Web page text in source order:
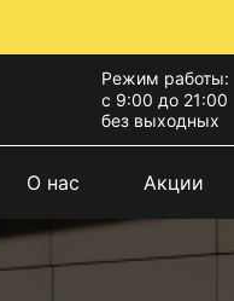
Режим работы:
с 9:00 до 21:00
без выходных
О нас Акции